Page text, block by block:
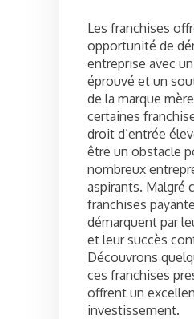
Les franchises
opportunité de
entreprise avec
éprouvé et un
de la marque
certaines
droit d’entrée
être un obstacle
nombreux
aspirants. Malgré
franchises
démarquent par
et leur succès
Découvrons
ces franchises
offrent un
investissement.